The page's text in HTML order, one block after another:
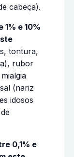
cabeça).
e 10%
tontura,
rubor
(nariz
idosos
0,1% e